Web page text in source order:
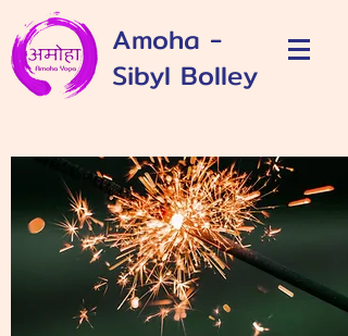
Amoha -
Sibyl Bolley